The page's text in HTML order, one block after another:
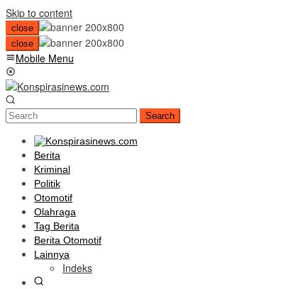
Skip to content
close
close
Mobile Menu
Search
Berita
Kriminal
Politik
Otomotif
Olahraga
Tag Berita
Berita Otomotif
Lainnya
Indeks